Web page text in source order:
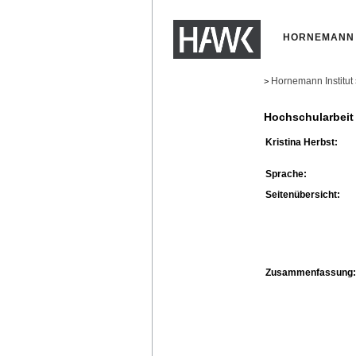
> Hornemann Institut
Hochschularbeit
Kristina Herbst:
Sprache:
Seitenübersicht:
Zusammenfassung: